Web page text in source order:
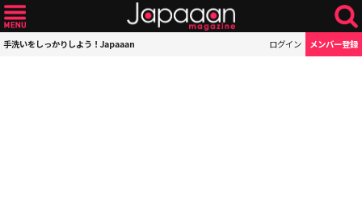
手洗いをしっかりしよう！Japaaan ログイン メンバー登録